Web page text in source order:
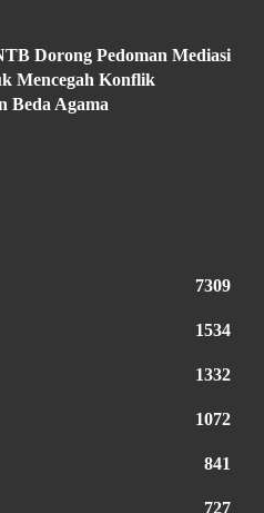
Dorong Pedoman Mediasi
Mencegah Konflik
Beda Agama
7309
1534
1332
1072
841
727